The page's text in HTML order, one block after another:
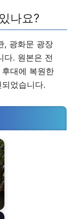
나요?
, 광화문 광장
다. 원본은 전
대에 복원한
었습니다.